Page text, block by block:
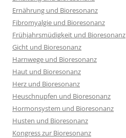
Ernährung und Bioresonanz
Fibromyalgie und Bioresonanz
Frühjahrsmüdigkeit und Bioresonanz
Gicht und Bioresonanz
Harnwege und Bioresonanz
Haut und Bioresonanz
Herz und Bioresonanz
Heuschnupfen und Bioresonanz
Hormonsystem und Bioresonanz
Husten und Bioresonanz
Kongress zur Bioresonanz